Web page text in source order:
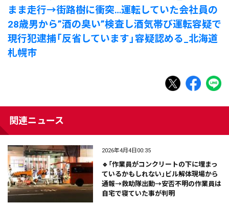
まま走行→街路樹に衝突…運転していた会社員の
28歳男から”酒の臭い”検査し酒気帯び運転容疑で
現行犯逮捕「反省しています」容疑認める_北海道
札幌市
関連ニュース
2026年4月4日00:35
🔹「作業員がコンクリートの下に埋まっ
ているかもしれない」ビル解体現場から
通報→救助隊出動→安否不明の作業員は
自宅で寝ていた事が判明